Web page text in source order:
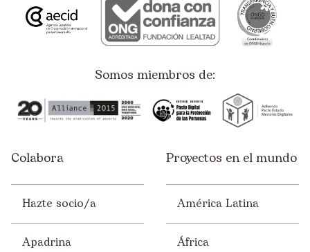
Somos miembros de:
Colabora
Hazte socio/a
Apadrina
Proyectos en el mundo
América Latina
África